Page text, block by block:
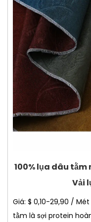
100% lụa dâu
Vải
Giá: $ 0,10-29,90 /
tằm là sợi protein